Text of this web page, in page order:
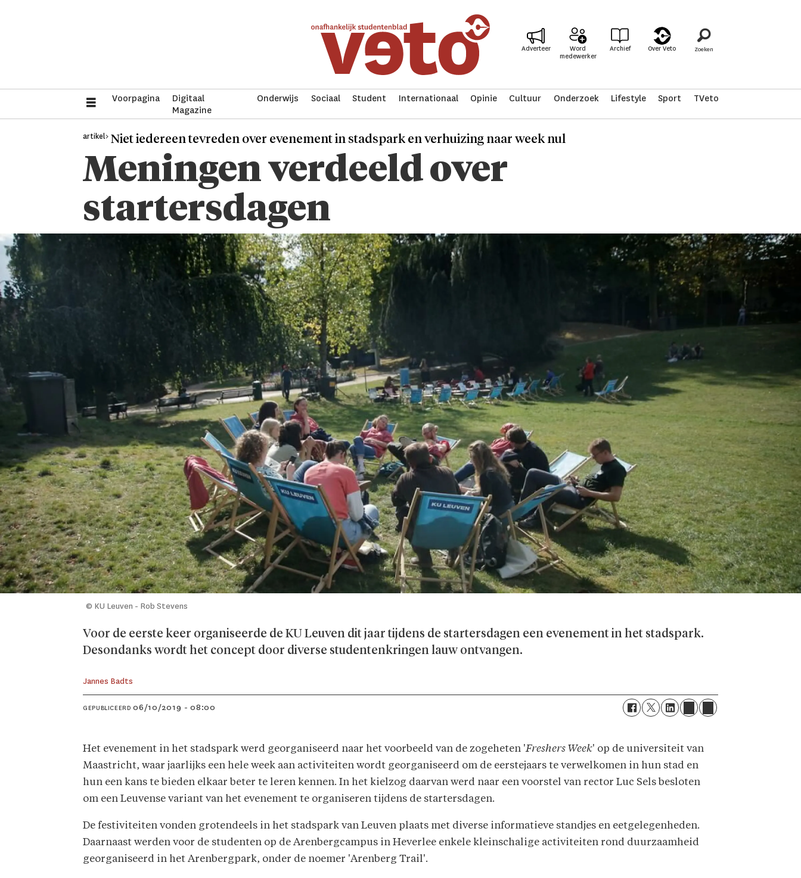
Adverteer
Word
medewerker
Archief Over Veto
Voorpagina
Digitaal
Magazine
Onderwijs Sociaal Student Internationaal Opinie Cultuur Onderzoek Lifestyle Sport TVeto
artikel> Niet iedereen tevreden over evenement in stadspark en verhuizing naar week nul
Meningen verdeeld over
startersdagen
© KU Leuven - Rob Stevens
Voor de eerste keer organiseerde de KU Leuven dit jaar tijdens de startersdagen een evenement in het stadspark.
Desondanks wordt het concept door diverse studentenkringen lauw ontvangen.
Jannes Badts
GEPUBLICEERD 06/10/2019 - 08:00
Het evenement in het stadspark werd georganiseerd naar het voorbeeld van de zogeheten 'Freshers Week' op de universiteit van
Maastricht, waar jaarlijks een hele week aan activiteiten wordt georganiseerd om de eerstejaars te verwelkomen in hun stad en
hun een kans te bieden elkaar beter te leren kennen. In het kielzog daarvan werd naar een voorstel van rector Luc Sels besloten
om een Leuvense variant van het evenement te organiseren tijdens de startersdagen.
De festiviteiten vonden grotendeels in het stadspark van Leuven plaats met diverse informatieve standjes en eetgelegenheden.
Daarnaast werden voor de studenten op de Arenbergcampus in Heverlee enkele kleinschalige activiteiten rond duurzaamheid
georganiseerd in het Arenbergpark, onder de noemer 'Arenberg Trail'.